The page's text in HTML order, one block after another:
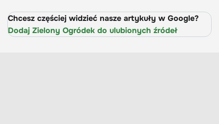
Chcesz częściej widzieć nasze artykuły w Google?
Dodaj Zielony Ogródek do ulubionych źródeł